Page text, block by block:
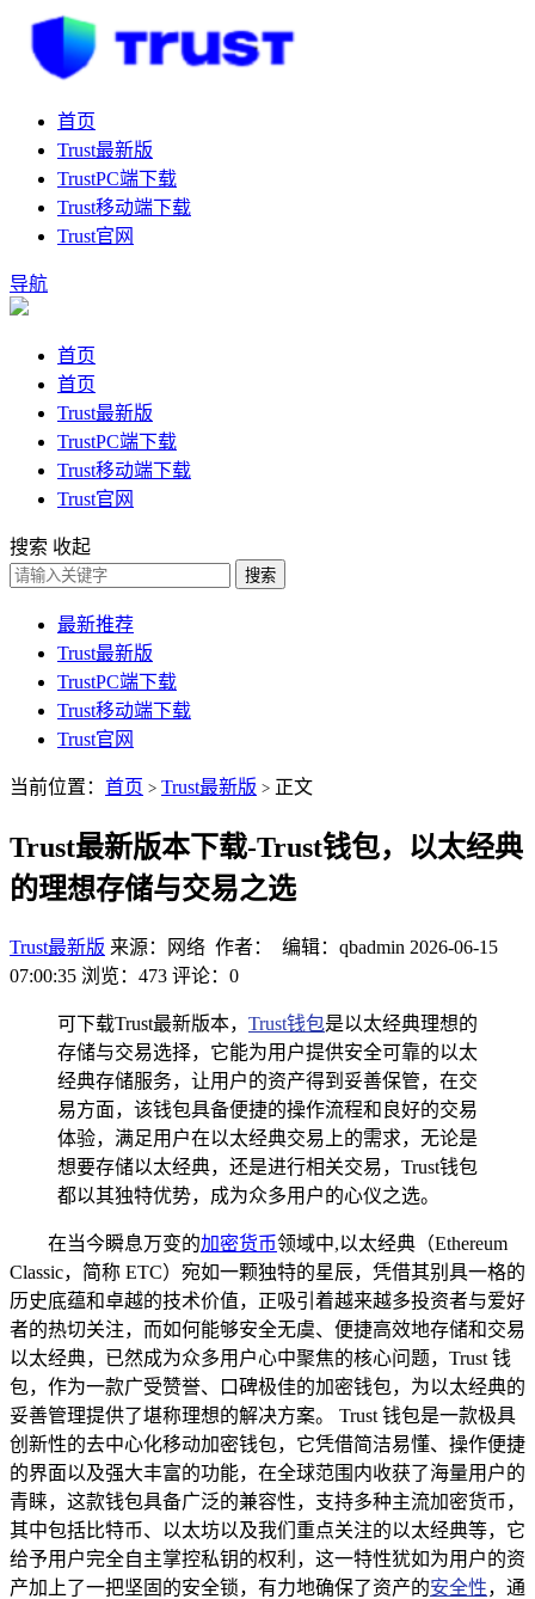
首页
Trust最新版
TrustPC端下载
Trust移动端下载
Trust官网
导航
首页
首页
Trust最新版
TrustPC端下载
Trust移动端下载
Trust官网
搜索 收起
搜索
最新推荐
Trust最新版
TrustPC端下载
Trust移动端下载
Trust官网
当前位置： 首页 > Trust最新版 > 正文
Trust最新版本下载-Trust钱包，以太经典
的理想存储与交易之选
Trust最新版 来源：网络 作者： 编辑：qbadmin 2026-06-15
07:00:35 浏览：473 评论：0
可下载Trust最新版本， Trust钱包是以太经典理想的
存储与交易选择，它能为用户提供安全可靠的以太
经典存储服务，让用户的资产得到妥善保管，在交
易方面，该钱包具备便捷的操作流程和良好的交易
体验，满足用户在以太经典交易上的需求，无论是
想要存储以太经典，还是进行相关交易，Trust钱包
都以其独特优势，成为众多用户的心仪之选。
在当今瞬息万变的加密货币领域中,以太经典（Ethereum
Classic，简称 ETC）宛如一颗独特的星辰，凭借其别具一格的
历史底蕴和卓越的技术价值，正吸引着越来越多投资者与爱好
者的热切关注，而如何能够安全无虞、便捷高效地存储和交易
以太经典，已然成为众多用户心中聚焦的核心问题，Trust 钱
包，作为一款广受赞誉、口碑极佳的加密钱包，为以太经典的
妥善管理提供了堪称理想的解决方案。 Trust 钱包是一款极具
创新性的去中心化移动加密钱包，它凭借简洁易懂、操作便捷
的界面以及强大丰富的功能，在全球范围内收获了海量用户的
青睐，这款钱包具备广泛的兼容性，支持多种主流加密货币，
其中包括比特币、以太坊以及我们重点关注的以太经典等，它
给予用户完全自主掌控私钥的权利，这一特性犹如为用户的资
产加上了一把坚固的安全锁，有力地确保了资产的安全性，通